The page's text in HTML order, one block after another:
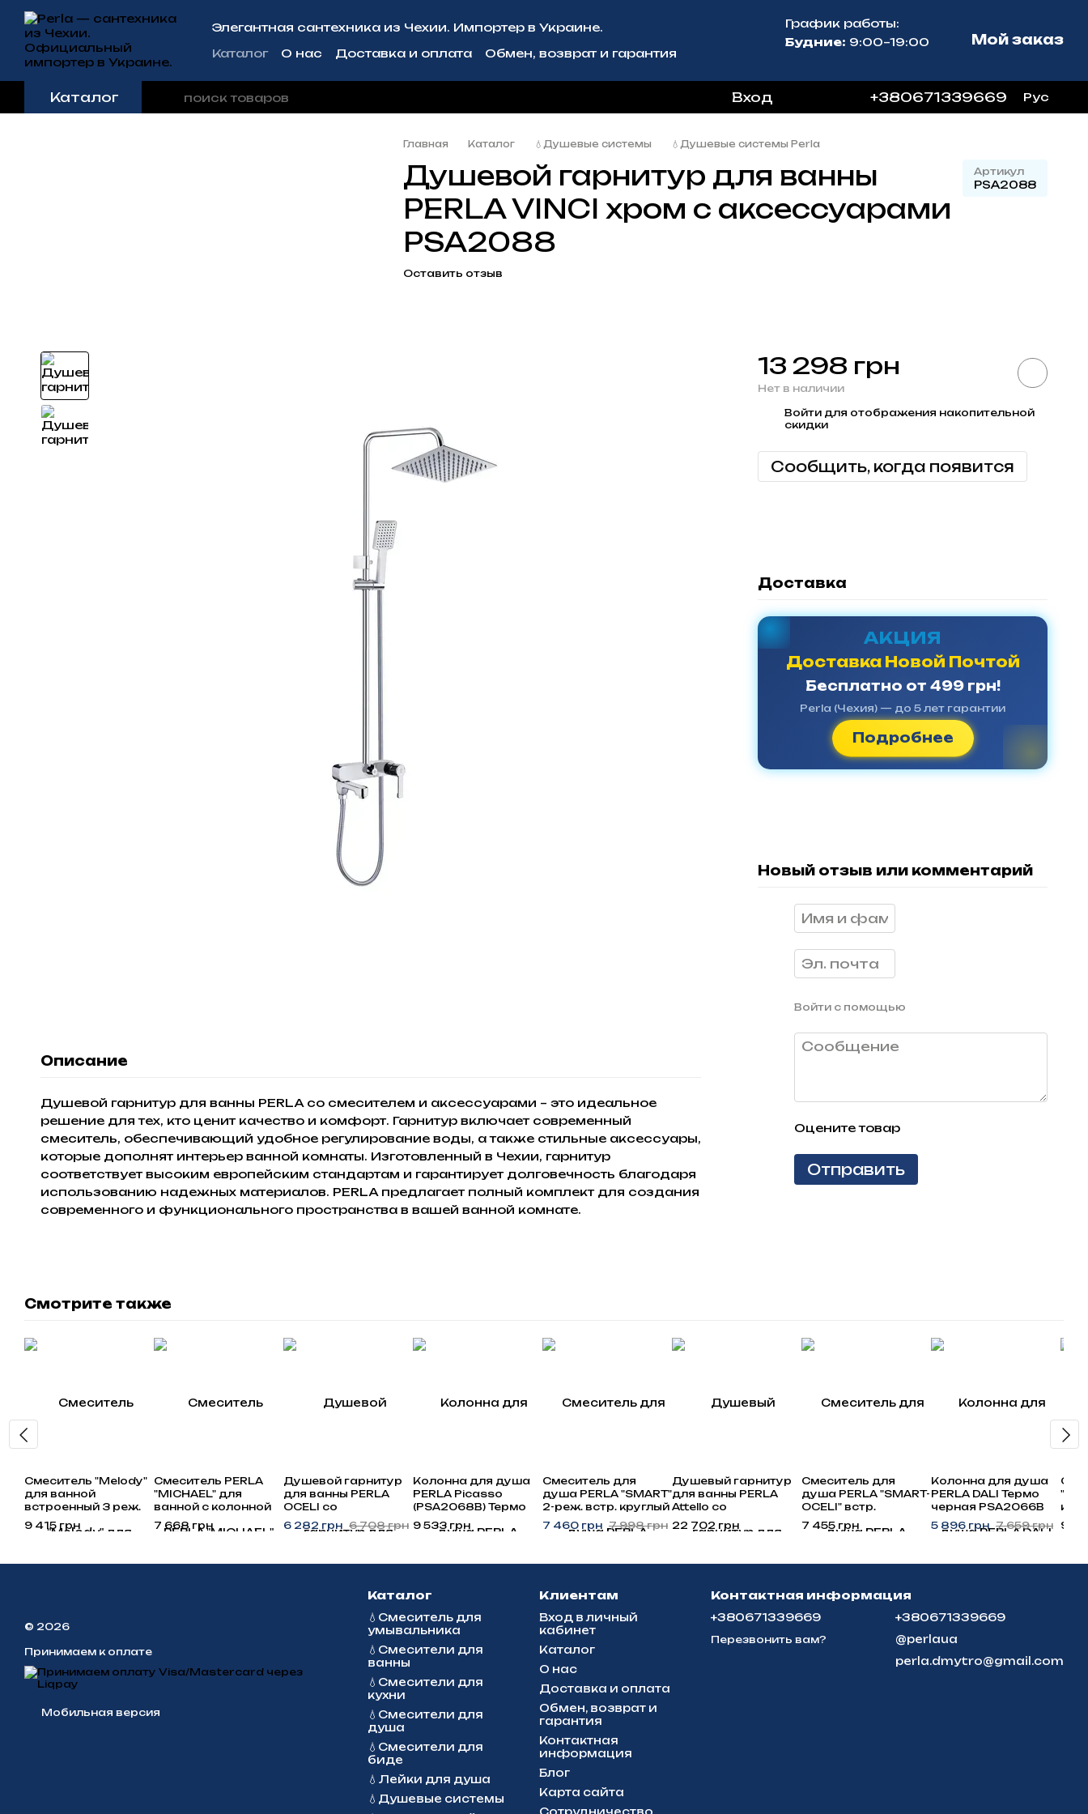
Перейти к основному контенту
Элегантная сантехника из Чехии. Импортер в Украине.
Каталог
О нас Доставка и оплата
Обмен, возврат и гарантия
График работы:
Будние: 9:00–19:00 Мой заказ
Каталог Вход +380671339669 Рус
Главная Каталог 💧Душевые системы 💧Душевые системы Perla
Душевой гарнитур для ванны
PERLA VINCI хром с аксессуарами
PSA2088
Артикул
PSA2088
Оставить отзыв
13 298 грн
Нет в наличии
Войтидля отображения накопительной
скидки
Сообщить, когда появится
Доставка
АКЦИЯ
Доставка Новой Почтой
Бесплатно от 499 грн!
Perla (Чехия) — до 5 лет гарантии
Подробнее
Новый отзыв или комментарий
Войти с помощью
Оцените товар
Отправить
Описание
Душевой гарнитур для ванны PERLA со смесителем и аксессуарами – это идеальное
решение для тех, кто ценит качество и комфорт. Гарнитур включает современный
смеситель, обеспечивающий удобное регулирование воды, а также стильные аксессуары,
которые дополнят интерьер ванной комнаты. Изготовленный в Чехии, гарнитур
соответствует высоким европейским стандартам и гарантирует долговечность благодаря
использованию надежных материалов. PERLA предлагает полный комплект для создания
современного и функционального пространства в вашей ванной комнате.
Смотрите также
Смеситель "Melody"
для ванной
встроенный 3 реж.
PSK6725
квадратный
9 415 грн
Смеситель PERLA
"MICHAEL" для
ванной с колонной
хром с/акс. латунь
PSK6718
7 668 грн
Душевой гарнитур
для ванны PERLA
OCELI со
смесителем и
аксессуарами
6 282 грн 6 708 грн
Колонна для душа
PERLA Picasso
(PSA2068В) Термо
черная
9 533 грн
Смеситель для
душа PERLA "SMART"
2-реж. встр. круглый
ЧОРНЫЙ 2 реж.
PSS7855B
7 460 грн 7 998 грн
Душевый гарнитур
для ванны PERLA
Attello со
смесителем
аксессуарами и
22 702 грн
Смеситель для
душа PERLA "SMART-
OCELI" встр.
квадрат. САТИН/
Нержавеющая
7 455 грн
Колонна для душа
PERLA DALI Термо
черная PSA2066B
5 896 грн 7 659 грн 9
© 2026
Принимаем к оплате
Мобильная версия
Каталог
💧Смеситель для
умывальника
💧Смесители для
ванны
💧Смесители для
кухни
💧Смесители для
душа
💧Смесители для
биде
💧Лейки для душа
💧Душевые системы
Клиентам
Вход в личный
кабинет
Каталог
О нас
Доставка и оплата
Обмен, возврат и
гарантия
Контактная
информация
Блог
Карта сайта
Контактная информация
+380671339669
Перезвонить вам?
+380671339669
@perlaua
perla.dmytro@gmail.com